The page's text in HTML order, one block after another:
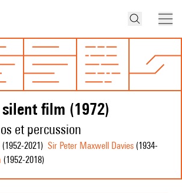
film (1972)
et percussion
(1952-2021 ) Sir Peter Maxwell Davies (1934-
(1952-2018)